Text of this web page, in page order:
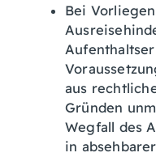
Bei
aus
Gründen
Wegfall des
in